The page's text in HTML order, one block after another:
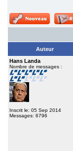
Auteur
Hans Landa
Nombre de messages :
Inscrit le: 05 Sep 2014
Messages: 6796